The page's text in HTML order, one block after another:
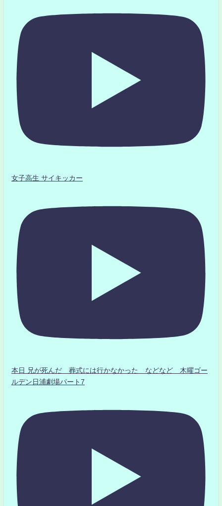
女子高生 サイキッカー
本日 兄が死んだ 葬式には行かなかった などなど 木曜ゴー
ルデン日浦劇場パート7